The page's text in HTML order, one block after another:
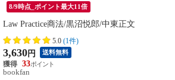
8/9時点_ポイント最大11倍
Law Practice商法/黒沼悦郎/中東正文
5.0 (1件)
3,630 円 送料無料
33
bookfan